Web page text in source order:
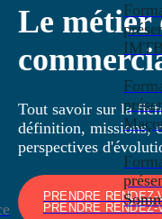
IMTB
Le métier
Tout savoir sur la
définition, missions,
perspectives
PRENDRE RENDEZ-
PRENDRE RENDEZ-